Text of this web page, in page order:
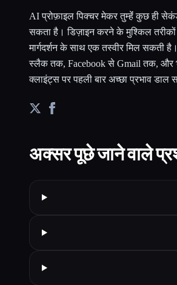
AI प्रोफ़ाइल पिक्चर मेकर तुम्हेंं कुछ ही
सकता है। डिज़ाइन करने के मुश्किल
मार्गदर्शन के साथ एक तस्वीर मिल सकती
स्लैक तक, Facebook से Gmail तक, और भी
क्लाइंट्स पर पहली बार अच्छा प्रभाव
अक्सर पूछे जाने वाले